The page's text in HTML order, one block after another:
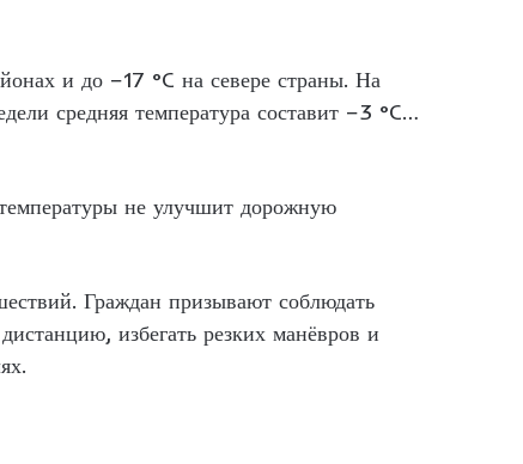
и до −17 °C на севере страны. На
средняя температура составит −3 °C…
не улучшит дорожную
Граждан призывают соблюдать
избегать резких манёвров и